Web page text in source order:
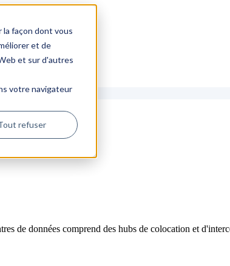
façon dont vous
et de
et sur d'autres
votre navigateur
refuser
de données comprend des hubs de colocation et